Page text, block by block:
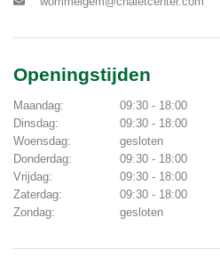
Openingstijden
Maandag:
09:30 - 18:00
Dinsdag:
09:30 - 18:00
Woensdag:
gesloten
Donderdag:
09:30 - 18:00
Vrijdag:
09:30 - 18:00
Zaterdag:
09:30 - 18:00
Zondag:
gesloten